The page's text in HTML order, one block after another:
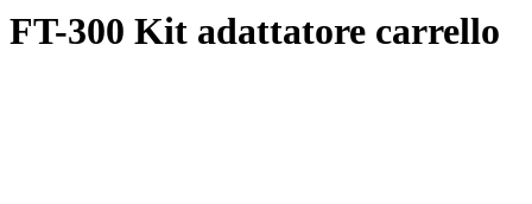
FT-300 Kit adattatore carrello